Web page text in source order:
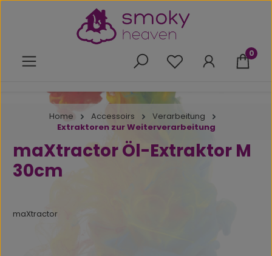
Zum Hauptinhalt springen
Du hast 0 Produkte
0
Home Accessoirs
Verarbeitung
Extraktoren zur Weiterverarbeitung
maXtractor Öl-Extraktor M
30cm
maXtractor